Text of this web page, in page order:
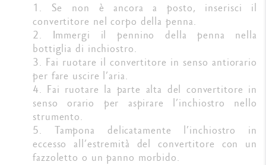
1. Se non è ancora a posto, inserisci il
convertitore nel corpo della penna.
2. Immergi il pennino della penna nella
bottiglia di inchiostro.
3. Fai ruotare il convertitore in senso antiorario
per fare uscire l’aria.
4. Fai ruotare la parte alta del convertitore in
senso orario per aspirare l’inchiostro nello
strumento.
5. Tampona delicatamente l’inchiostro in
eccesso all’estremità del convertitore con un
fazzoletto o un panno morbido.